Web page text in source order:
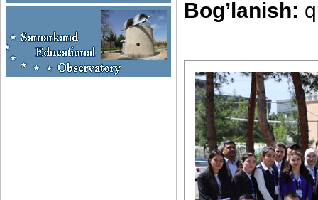
Bog’lanish: